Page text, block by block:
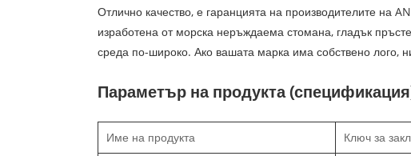
Отлично качество, е гаранцията на производителите
изработена от морска неръждаема стомана, гладък
среда по-широко. Ако вашата марка има собствено
Параметър на продукта
Име на продукта Ключ за